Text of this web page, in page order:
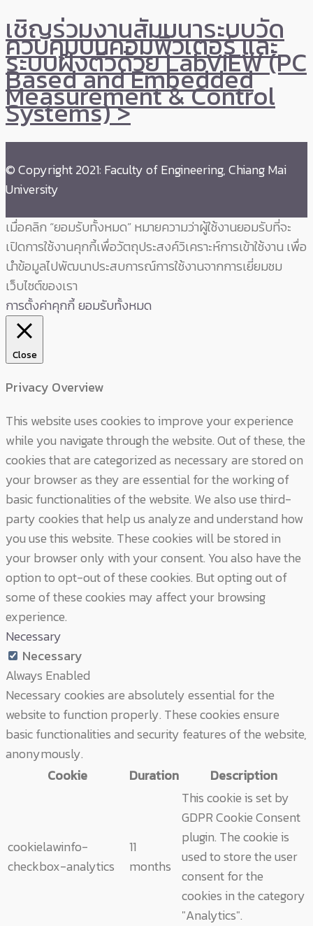
เชิญร่วมงานสัมมนาระบบวัด
ควบคุมบนคอมพิวเตอร์ และ
ระบบฝังตัวด้วย LabVIEW (PC
Based and Embedded
Measurement & Control
Systems) >
© Copyright 2021: Faculty of Engineering, Chiang Mai
University
เมื่อคลิก “ยอมรับทั้งหมด” หมายความว่าผู้ใช้งานยอมรับที่จะ
เปิดการใช้งานคุกกี้เพื่อวัตถุประสงค์วิเคราะห์การเข้าใช้งาน เพื่อ
นำข้อมูลไปพัฒนาประสบการณ์การใช้งานจากการเยี่ยมชม
เว็บไซต์ของเรา
การตั้งค่าคุกกี้ยอมรับทั้งหมด
Close
Privacy Overview
This website uses cookies to improve your experience
while you navigate through the website. Out of these, the
cookies that are categorized as necessary are stored on
your browser as they are essential for the working of
basic functionalities of the website. We also use third-
party cookies that help us analyze and understand how
you use this website. These cookies will be stored in
your browser only with your consent. You also have the
option to opt-out of these cookies. But opting out of
some of these cookies may affect your browsing
experience.
Necessary
Necessary
Always Enabled
Necessary cookies are absolutely essential for the
website to function properly. These cookies ensure
basic functionalities and security features of the website,
anonymously.
Cookie
Duration Description
cookielawinfo-
checkbox-analytics
11
months
This cookie is set by
GDPR Cookie Consent
plugin. The cookie is
used to store the user
consent for the
cookies in the category
"Analytics".